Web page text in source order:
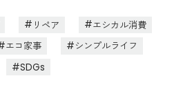
リペア
エシカル消費
エコ家事
シンプルライフ
SDGs